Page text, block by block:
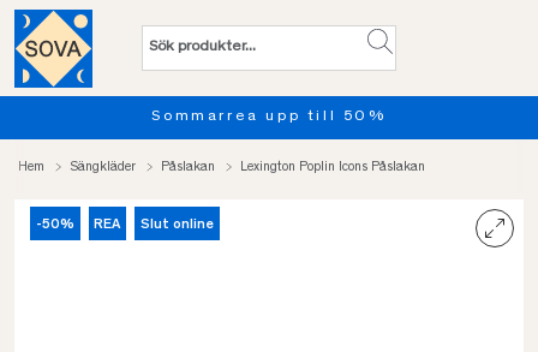
upp till 50%
Hem Sängkläder Påslakan Lexington Poplin Icons Påslakan
-50% REA Slut online